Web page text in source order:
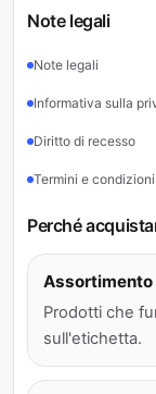
Note legali
Note legali
Informativa sulla
Diritto di recesso
Termini e condizioni
Perché
Prodotti che
sull'etichetta.